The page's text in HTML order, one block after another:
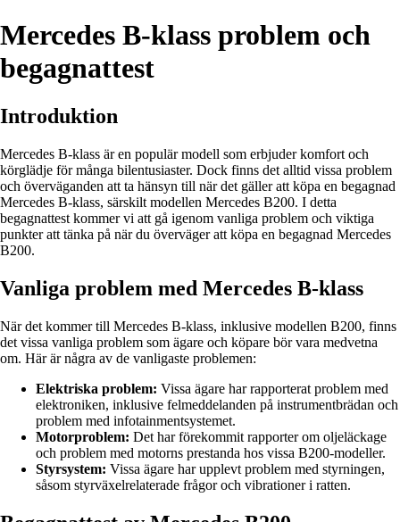
Mercedes B-klass problem och
begagnattest
Introduktion
Mercedes B-klass är en populär modell som erbjuder komfort och
körglädje för många bilentusiaster. Dock finns det alltid vissa problem
och överväganden att ta hänsyn till när det gäller att köpa en begagnad
Mercedes B-klass, särskilt modellen Mercedes B200. I detta
begagnattest kommer vi att gå igenom vanliga problem och viktiga
punkter att tänka på när du överväger att köpa en begagnad Mercedes
B200.
Vanliga problem med Mercedes B-klass
När det kommer till Mercedes B-klass, inklusive modellen B200, finns
det vissa vanliga problem som ägare och köpare bör vara medvetna
om. Här är några av de vanligaste problemen:
Elektriska problem: Vissa ägare har rapporterat problem med
elektroniken, inklusive felmeddelanden på instrumentbrädan och
problem med infotainmentsystemet.
Motorproblem: Det har förekommit rapporter om oljeläckage
och problem med motorns prestanda hos vissa B200-modeller.
Styrsystem: Vissa ägare har upplevt problem med styrningen,
såsom styrväxelrelaterade frågor och vibrationer i ratten.